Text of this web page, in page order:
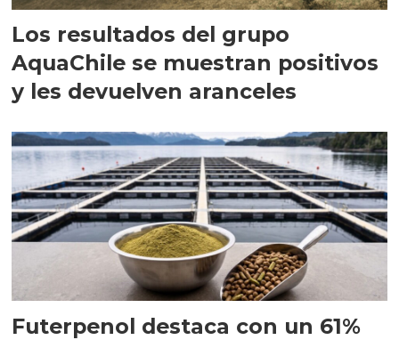
Los resultados del grupo
AquaChile se muestran positivos
y les devuelven aranceles
Futerpenol destaca con un 61%